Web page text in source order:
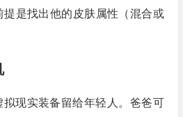
是找出他的皮肤属性（混合或
现实装备留给年轻人。爸爸可